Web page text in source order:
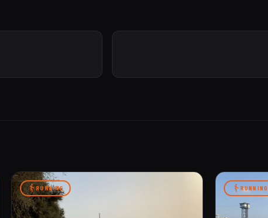
RUNNING RUNNING